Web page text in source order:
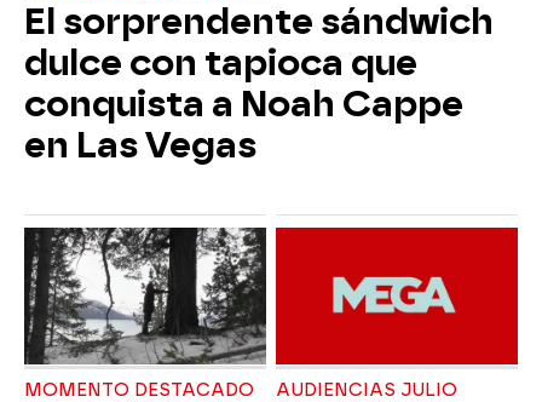
El sorprendente sándwich
dulce con tapioca que
conquista a Noah Cappe
en Las Vegas
MOMENTO DESTACADO AUDIENCIAS JULIO